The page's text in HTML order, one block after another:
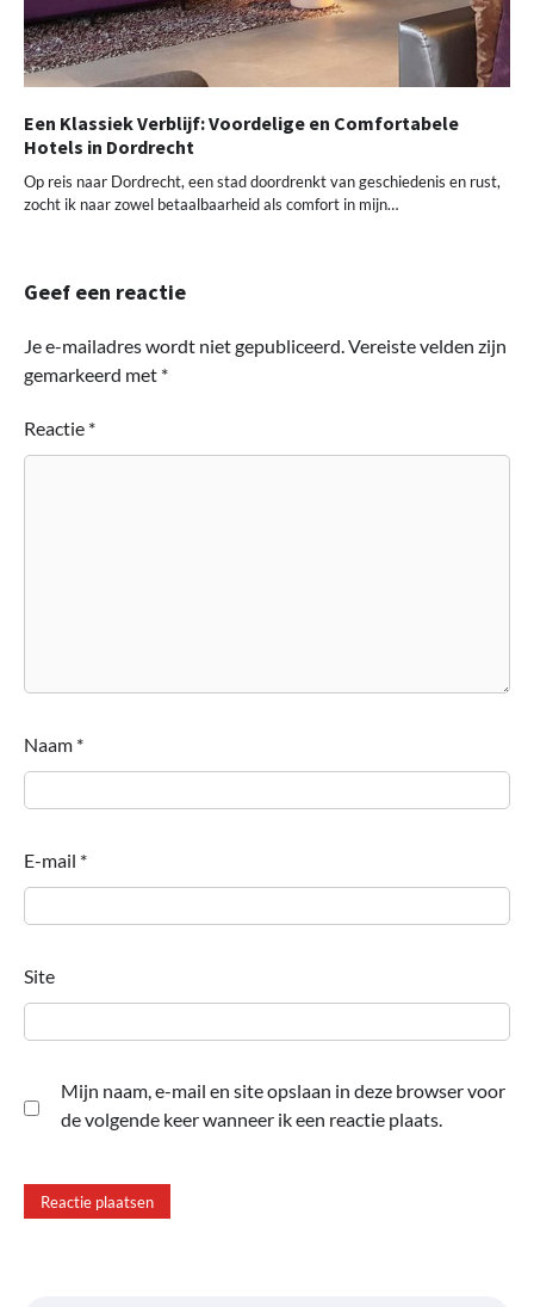
Een Klassiek Verblijf: Voordelige en Comfortabele
Hotels in Dordrecht
Op reis naar Dordrecht, een stad doordrenkt van geschiedenis en rust,
zocht ik naar zowel betaalbaarheid als comfort in mijn…
Geef een reactie
Je e-mailadres wordt niet gepubliceerd. Vereiste velden zijn
gemarkeerd met *
Reactie *
Naam *
E-mail *
Site
Mijn naam, e-mail en site opslaan in deze browser voor
de volgende keer wanneer ik een reactie plaats.